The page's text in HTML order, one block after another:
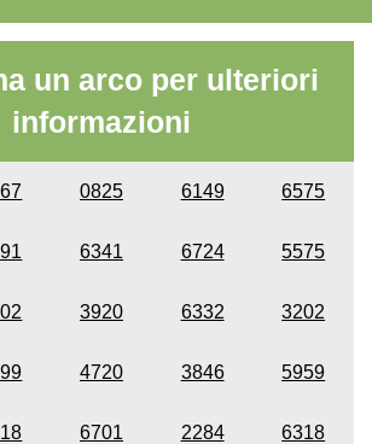
un arco per ulteriori
informazioni
0825 6149 6575
6341 6724 5575
3920 6332 3202
4720 3846 5959
6701 2284 6318